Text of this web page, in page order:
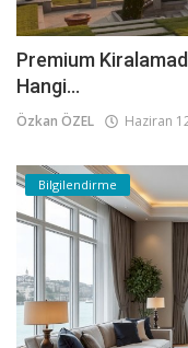
Premium
Hangi...
Özkan ÖZEL Haziran
Bilgilendirme